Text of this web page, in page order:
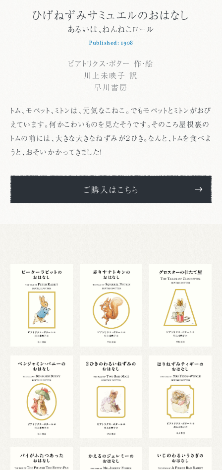
ひげねずみサミュエルのおはなし
あるいは、ねんねこロール
Published: 1908
ビアトリクス・ポター 作・絵
川上未映子 訳
早川書房
トム、モペット、ミトンは、元気なこねこ。でもモペットとミトンがおび
えています。何かこわいものを見たそうです。そのころ屋根裏の
トムの前には、大きな大きなねずみが２ひき。なんと、トムを食べよ
うと、おそいかかってきました！
ご購入はこちら